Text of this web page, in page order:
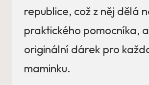
republice, což z něj dělá
praktického pomocníka,
originální dárek pro
maminku.